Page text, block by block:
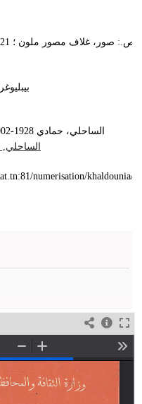
الساحلي، حمادي 1928-2002 أعمال وتراجم
الساحلي,
numerisation/khaldounia/